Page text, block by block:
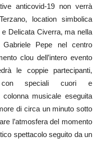
anticovid-19 non verrà
location simbolica
Delicata Civerra, ma nella
Pepe nel centro
clou dell’intero evento
le coppie partecipanti,
con speciali cuori e
musicale eseguita
di circa un minuto sotto
l’atmosfera del momento
spettacolo seguito da un